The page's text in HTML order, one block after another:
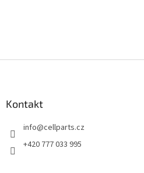
Kontakt
info@cellparts.cz
+420 777 033 995